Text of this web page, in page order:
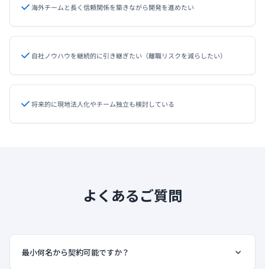
海外チームと長く信頼関係を築きながら開発を進めたい
自社ノウハウを継続的に引き継ぎたい（離職リスクを減らしたい）
将来的に現地法人化やチーム独立も検討している
よくあるご質問
最小何名から契約可能ですか？